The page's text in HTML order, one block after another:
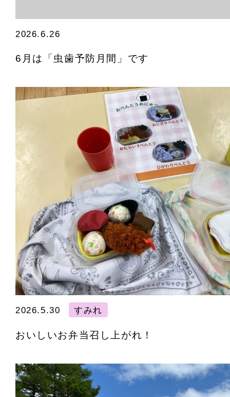
2026.6.26
6月は「虫歯予防月間」です
2026.5.30 すみれ
おいしいお弁当召し上がれ！